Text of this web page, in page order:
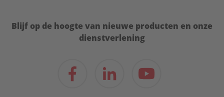
Type:
S1206
Blijf op de hoogte van nieuwe producten en onze
dienstverlening